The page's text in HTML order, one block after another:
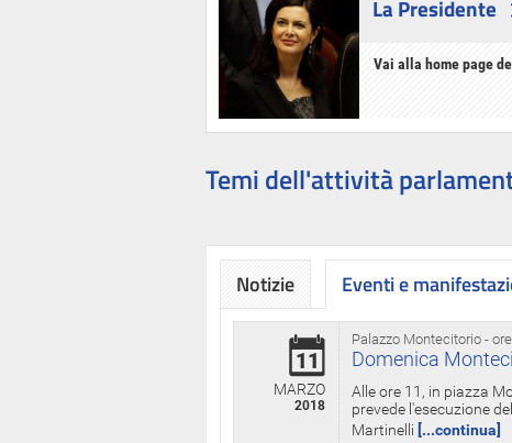
La Presidente
Vai alla home page
Temi dell'attività
Notizie Eventi e
Palazzo Montecitorio -
11
MARZO
2018
Domenica
Alle ore 11, in piazza
prevede l'esecuzione
Martinelli [...continua]